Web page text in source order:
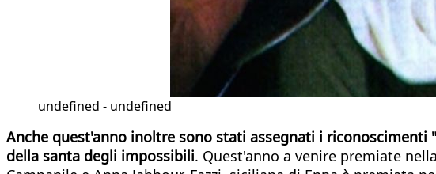
undefined - undefined
Anche quest'anno inoltre sono stati assegnati i
della santa degli impossibili. Quest'anno a venire premiate